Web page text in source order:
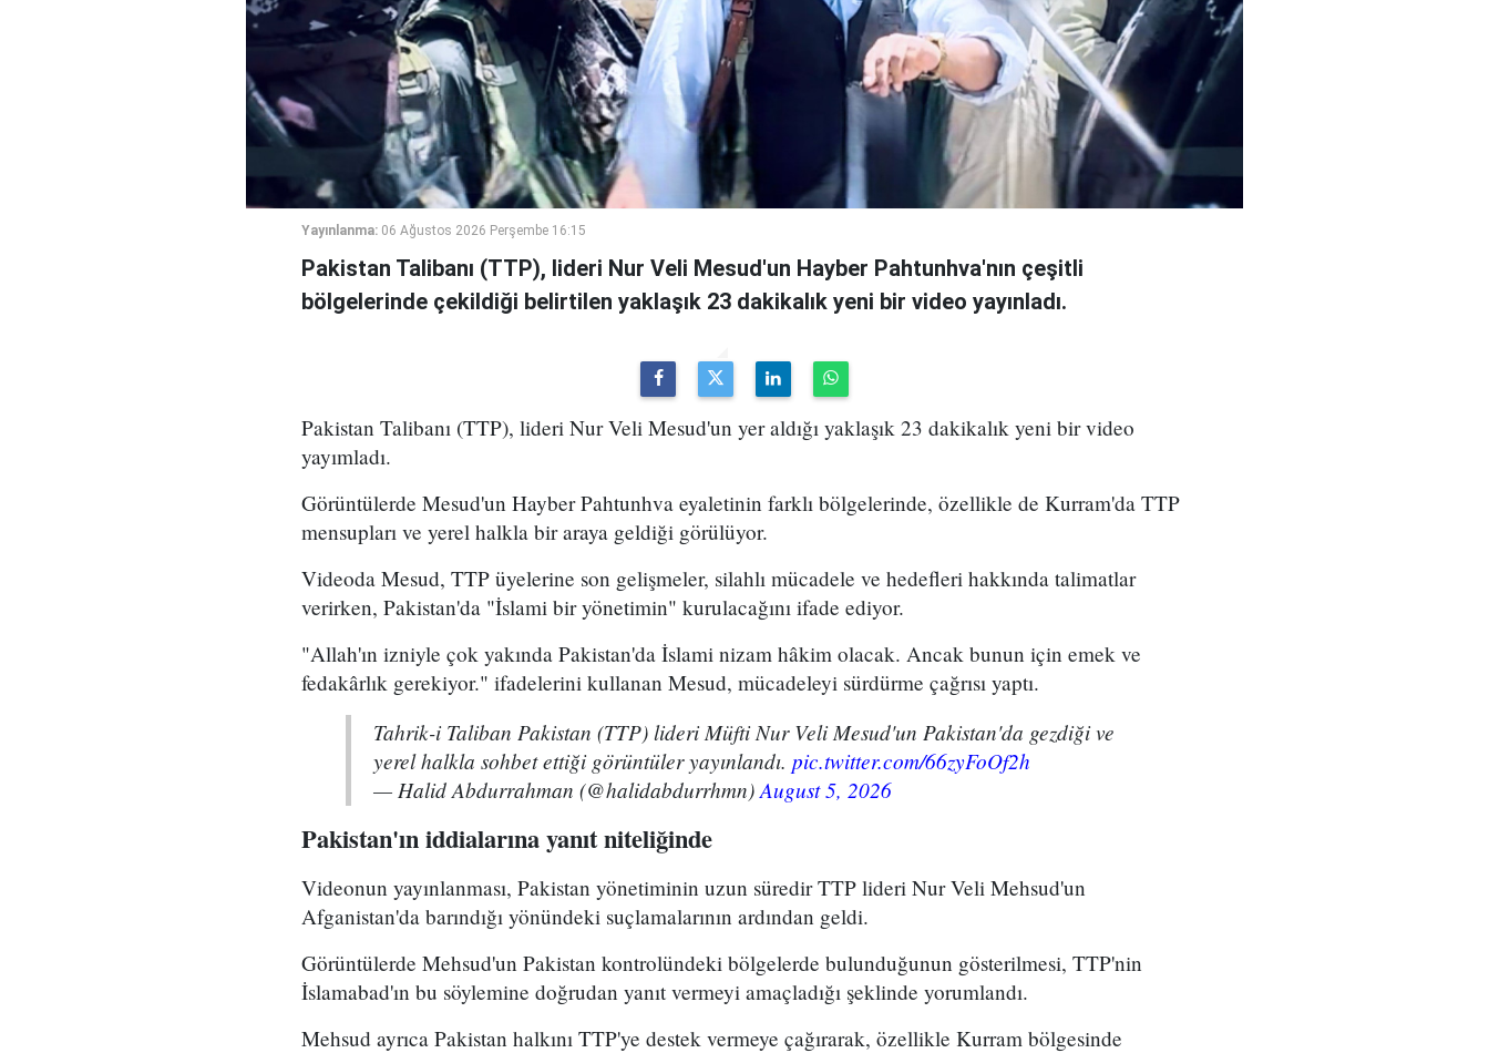
Yayınlanma: 06 Ağustos 2026 Perşembe 16:15
Pakistan Talibanı (TTP), lideri Nur Veli Mesud'un Hayber Pahtunhva'nın çeşitli
bölgelerinde çekildiği belirtilen yaklaşık 23 dakikalık yeni bir video yayınladı.
Pakistan Talibanı (TTP), lideri Nur Veli Mesud'un yer aldığı yaklaşık 23 dakikalık yeni bir video
yayımladı.
Görüntülerde Mesud'un Hayber Pahtunhva eyaletinin farklı bölgelerinde, özellikle de Kurram'da TTP
mensupları ve yerel halkla bir araya geldiği görülüyor.
Videoda Mesud, TTP üyelerine son gelişmeler, silahlı mücadele ve hedefleri hakkında talimatlar
verirken, Pakistan'da "İslami bir yönetimin" kurulacağını ifade ediyor.
"Allah'ın izniyle çok yakında Pakistan'da İslami nizam hâkim olacak. Ancak bunun için emek ve
fedakârlık gerekiyor." ifadelerini kullanan Mesud, mücadeleyi sürdürme çağrısı yaptı.
Tahrik-i Taliban Pakistan (TTP) lideri Müfti Nur Veli Mesud'un Pakistan'da gezdiği ve
yerel halkla sohbet ettiği görüntüler yayınlandı. pic.twitter.com/66zyFoOf2h
— Halid Abdurrahman (@halidabdurrhmn)August 5, 2026
Pakistan'ın iddialarına yanıt niteliğinde
Videonun yayınlanması, Pakistan yönetiminin uzun süredir TTP lideri Nur Veli Mehsud'un
Afganistan'da barındığı yönündeki suçlamalarının ardından geldi.
Görüntülerde Mehsud'un Pakistan kontrolündeki bölgelerde bulunduğunun gösterilmesi, TTP'nin
İslamabad'ın bu söylemine doğrudan yanıt vermeyi amaçladığı şeklinde yorumlandı.
Mehsud ayrıca Pakistan halkını TTP'ye destek vermeye çağırarak, özellikle Kurram bölgesinde